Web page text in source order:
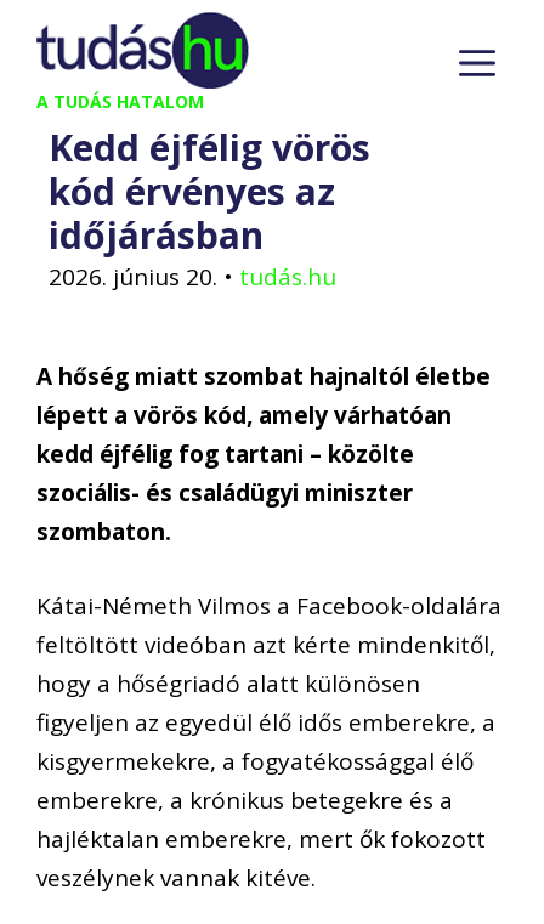
Kilépés
tartalomba
A TUDÁS HATALOM
Kedd éjfélig vörös
kód érvényes az
időjárásban
2026. június 20. • tudás.hu
A hőség miatt szombat hajnaltól életbe
lépett a vörös kód, amely várhatóan
kedd éjfélig fog tartani – közölte
szociális- és családügyi miniszter
szombaton.
Kátai-Németh Vilmos a Facebook-oldalára
feltöltött videóban azt kérte mindenkitől,
hogy a hőségriadó alatt különösen
figyeljen az egyedül élő idős emberekre, a
kisgyermekekre, a fogyatékossággal élő
emberekre, a krónikus betegekre és a
hajléktalan emberekre, mert ők fokozott
veszélynek vannak kitéve.